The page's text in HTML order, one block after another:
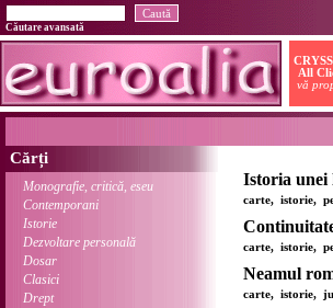
Căutare avansată
Cărți
Monografie, critică, eseu
Contemporani
Istorie
Dezvoltare personală
Dosar
Clasici
Drept
Istoria unei
carte, istorie,
carte, istorie,
Neamul
carte, istorie,